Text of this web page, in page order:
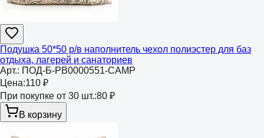
Подушка 50*50 р/в наполнитель чехол полиэстер для баз
отдыха, лагерей и санаториев
Арт.: ПОД-Б-РВ0000551-CAMP
Цена:110 ₽
При покупке от 30 шт.:80 ₽
В корзину